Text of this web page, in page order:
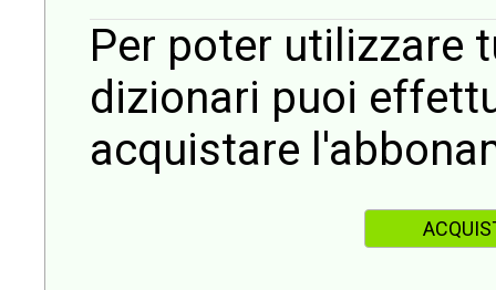
Per poter utilizzare
dizionari puoi
acquistare